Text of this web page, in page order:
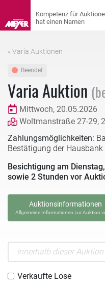
« Varia Auktionen
Beendet
Varia Auktion
Mittwoch, 20.05.2026
Woltmanstraße 27-29,
Zahlungsmöglichkeiten:
Bestätigung der Hausbank
Besichtigung am
sowie 2 Stunden vor
Auktionsinformationen
Allgemeine Informationen zur Auktion
Verkaufte Lose